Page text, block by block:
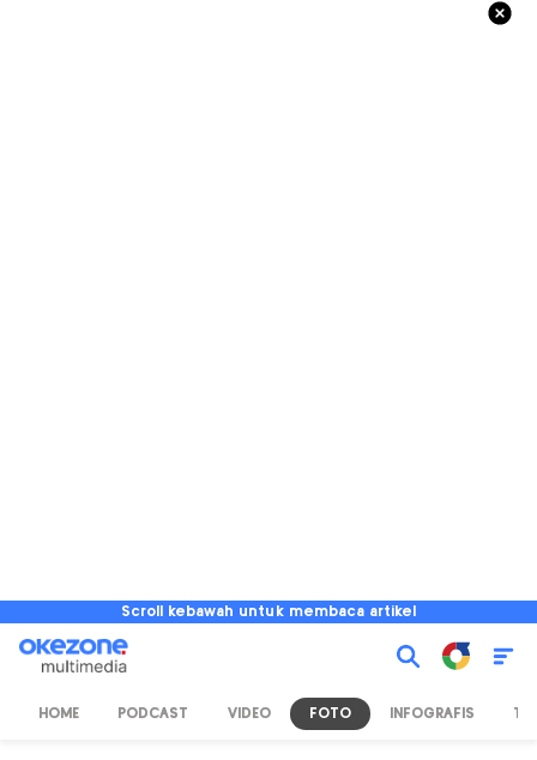
Scroll kebawah untuk membaca artikel
HOME PODCAST VIDEO FOTO INFOGRAFIS TV